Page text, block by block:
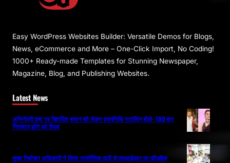
Easy WordPress Websites Builder: Versatile Demos for Blogs,
News, eCommerce and More – One-Click Import, No Coding!
1000+ Ready-made Templates for Stunning Newspaper,
Magazine, Blog, and Publishing Websites.
Latest News
अभिनेत्री तृषा पर विवादित बयान को लेकर उदयनिधि स्टालिन बोले- 100 बार
गिरफ्तार होने को तैयार
मुख्य निर्वाचन अधिकारी ने लिया राजनैतिक दलों से एसआईआर पर फीडबैक